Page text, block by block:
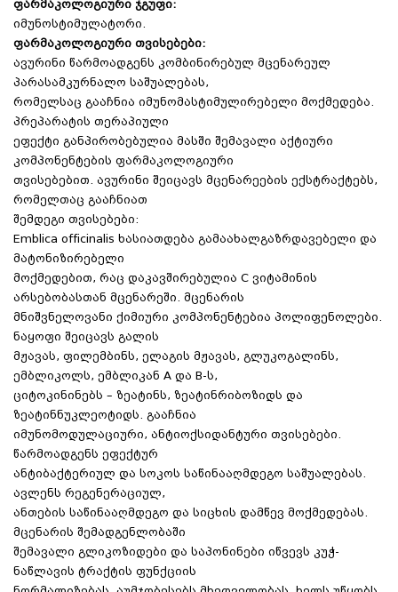
ფარმაკოლოგიური ჯგუფი:
იმუნოსტიმულატორი.
ფარმაკოლოგიური თვისებები:
ავურინი წარმოადგენს კომბინირებულ მცენარეულ
პარასამკურნალო საშუალებას,
რომელსაც გააჩნია იმუნომასტიმულირებელი მოქმედება.
პრეპარატის თერაპიული
ეფექტი განპირობებულია მასში შემავალი აქტიური
კომპონენტების ფარმაკოლოგიური
თვისებებით. ავურინი შეიცავს მცენარეების ექსტრაქტებს,
რომელთაც გააჩნიათ
შემდეგი თვისებები:
Emblica officinalis ხასიათდება გამაახალგაზრდავებელი და
მატონიზირებელი
მოქმედებით, რაც დაკავშირებულია C ვიტამინის
არსებობასთან მცენარეში. მცენარის
მნიშვნელოვანი ქიმიური კომპონენტებია პოლიფენოლები.
ნაყოფი შეიცავს გალის
მჟავას, ფილემბინს, ელაგის მჟავას, გლუკოგალინს,
ემბლიკოლს, ემბლიკან A და B-ს,
ციტოკინინებს – ზეატინს, ზეატინრიბოზიდს და
ზეატინნუკლეოტიდს. გააჩნია
იმუნომოდულაციური, ანტიოქსიდანტური თვისებები.
წარმოადგენს ეფექტურ
ანტიბაქტერიულ და სოკოს საწინააღმდეგო საშუალებას.
ავლენს რეგენერაციულ,
ანთების საწინააღმდეგო და სიცხის დამწევ მოქმედებას.
მცენარის შემადგენლობაში
შემავალი გლიკოზიდები და საპონინები იწვევს კუჭ-
ნაწლავის ტრაქტის ფუნქციის